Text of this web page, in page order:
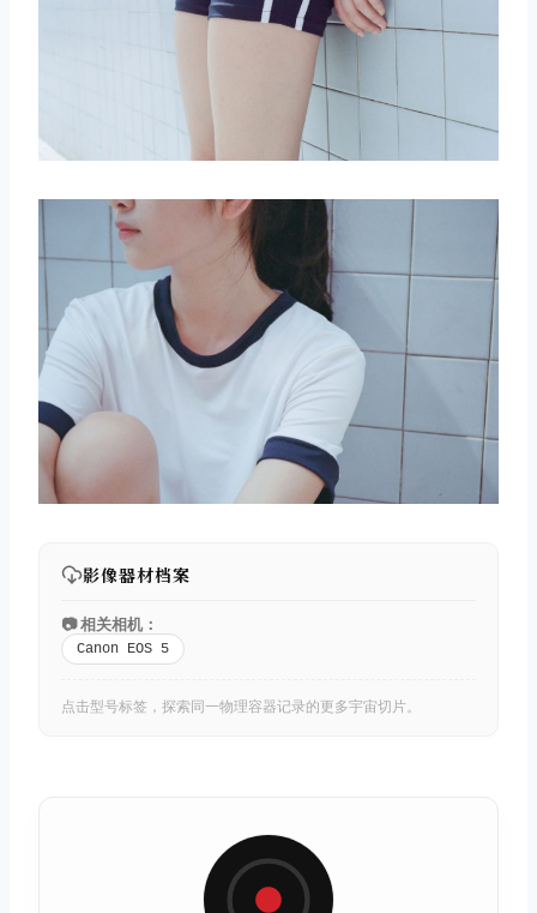
影像器材档案
📷 相关相机：
Canon EOS 5
点击型号标签，探索同一物理容器记录的更多宇宙切片。